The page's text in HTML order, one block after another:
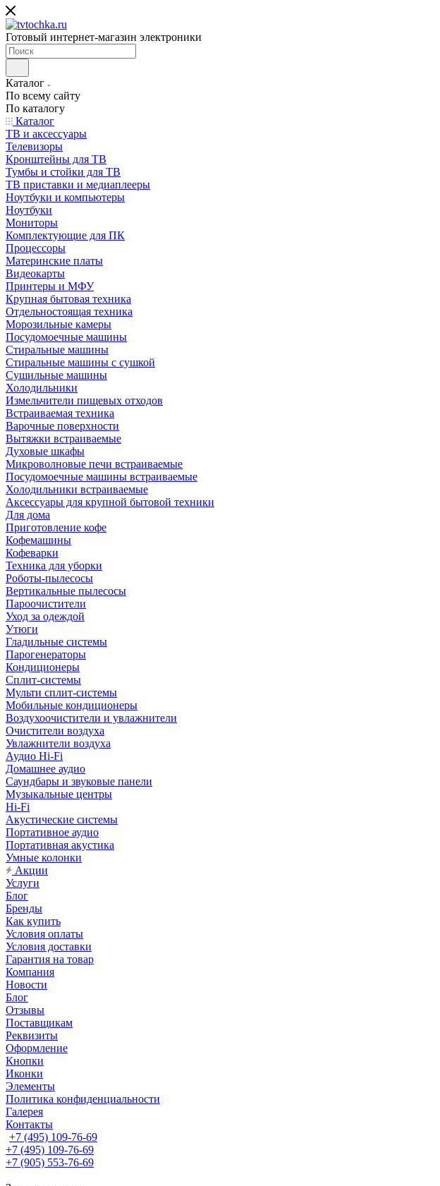
Готовый интернет-магазин электроники
Каталог
По всему сайту
По каталогу
Каталог
ТВ и аксессуары
Телевизоры
Кронштейны для ТВ
Тумбы и стойки для ТВ
ТВ приставки и медиаплееры
Ноутбуки и компьютеры
Ноутбуки
Мониторы
Комплектующие для ПК
Процессоры
Материнские платы
Видеокарты
Принтеры и МФУ
Крупная бытовая техника
Отдельностоящая техника
Морозильные камеры
Посудомоечные машины
Стиральные машины
Стиральные машины с сушкой
Сушильные машины
Холодильники
Измельчители пищевых отходов
Встраиваемая техника
Варочные поверхности
Вытяжки встраиваемые
Духовые шкафы
Микроволновые печи встраиваемые
Посудомоечные машины встраиваемые
Холодильники встраиваемые
Аксессуары для крупной бытовой техники
Для дома
Приготовление кофе
Кофемашины
Кофеварки
Техника для уборки
Роботы-пылесосы
Вертикальные пылесосы
Пароочистители
Уход за одеждой
Утюги
Гладильные системы
Парогенераторы
Кондиционеры
Сплит-системы
Мульти сплит-системы
Мобильные кондиционеры
Воздухоочистители и увлажнители
Очистители воздуха
Увлажнители воздуха
Аудио Hi-Fi
Домашнее аудио
Саундбары и звуковые панели
Музыкальные центры
Hi-Fi
Акустические системы
Портативное аудио
Портативная акустика
Умные колонки
Акции
Услуги
Блог
Бренды
Как купить
Условия оплаты
Условия доставки
Гарантия на товар
Компания
Новости
Блог
Отзывы
Поставщикам
Реквизиты
Оформление
Кнопки
Иконки
Элементы
Политика конфиденциальности
Галерея
Контакты
+7 (495) 109-76-69
+7 (495) 109-76-69
+7 (905) 553-76-69